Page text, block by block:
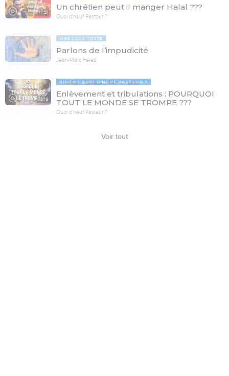
17:21
Un chrétien peut il manger Halal ???
Quoi d'neuf Pasteur ?
MESSAGE TEXTE
Parlons de l’impudicité
Jean-Marc Ferez
78:19
VIDÉO QUOI D'NEUF PASTEUR ?
Enlèvement et tribulations : POURQUOI
TOUT LE MONDE SE TROMPE ???
Quoi d'neuf Pasteur ?
Voir tout